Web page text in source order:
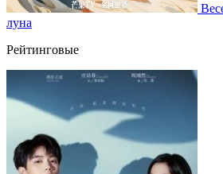
луна
Рейтинговые